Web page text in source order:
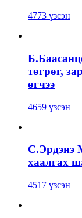
4773 үзсэн
төгрөг,
өгчээ
4659 үзсэн
С.Эрдэнэ
хаалгах
4517 үзсэн